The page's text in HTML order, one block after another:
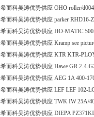
希而科吴涛优势供应 OHO roller/
希而科吴涛优势供应 parker RHD16-
希而科吴涛优势供应 HO-MATIC
希而科吴涛优势供应 Kramp see
希而科吴涛优势供应 KTR KTR-
希而科吴涛优势供应 Hawe GR 2-4-
希而科吴涛优势供应 AEG 1A 400-
希而科吴涛优势供应 LEF LEF 102-
希而科吴涛优势供应 TWK IW 25A/
希而科吴涛优势供应 DIEPA